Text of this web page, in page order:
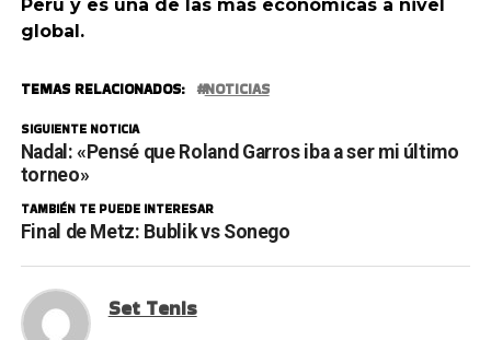
Perú y es una de las más económicas a nivel
global.
TEMAS RELACIONADOS: NOTICIAS
SIGUIENTE NOTICIA
Nadal: «Pensé que Roland Garros iba a ser mi último
torneo»
TAMBIÉN TE PUEDE INTERESAR
Final de Metz: Bublik vs Sonego
Set Tenis